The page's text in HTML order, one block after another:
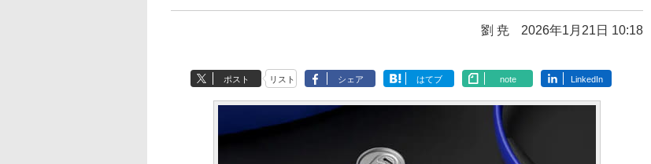
劉 尭 2026年1月21日 10:18
ポスト リスト シェア はてブ note LinkedIn